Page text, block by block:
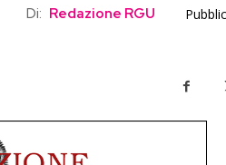
Di: Redazione RGU